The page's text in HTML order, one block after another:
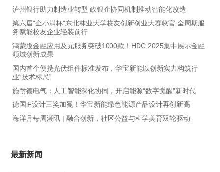
泸州银行助力制造业转型 政银企协同机制推动智能化改造
第六届"企小满杯"东北林业大学校友创新创业大赛收官 全周期服
务赋能校友企业轻装前行
鸿蒙版金融应用及元服务突破1000款！HDC 2025集中展示金融
领域创新成果
国内首个便携光伏组件标准发布，华宝新能以创新实力构筑行
业“技术标尺”
施耐德电气：人工智能深化协同，开启能源“数字觉醒”新时代
德国iF设计三奖加冕！华宝新能绿色能源产品设计再创新高
海洋月每周潮讯 | 融合创新，社区公益与科学美育双轮驱动
最新新闻